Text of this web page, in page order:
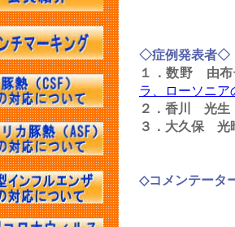
JASVベンチ
第18回 麻布大
第105回日本
本養豚開業
JASV活動報
◇症例発表者◇
１．数野 由
ラ、ローソニア
２．香川 光
３．大久保
◇コメンテータ